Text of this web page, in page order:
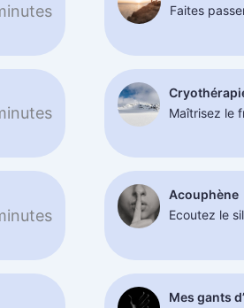
Faites
Maîtrisez le
Acouphène
Ecoutez le
Mes gants